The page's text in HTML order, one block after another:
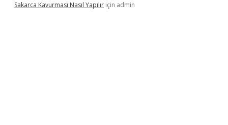
Sakarca Kavurması Nasıl Yapılır için admin